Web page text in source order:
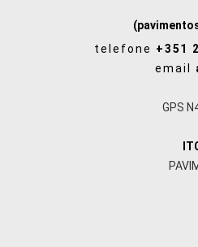
telefone +351
email
GPS